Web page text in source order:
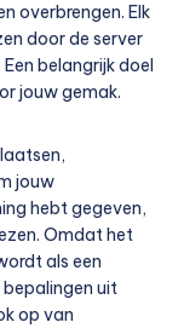
overbrengen. Elk
door de server
belangrijk doel
jouw gemak.
jouw
hebt gegeven,
Omdat het
als een
uit
op van